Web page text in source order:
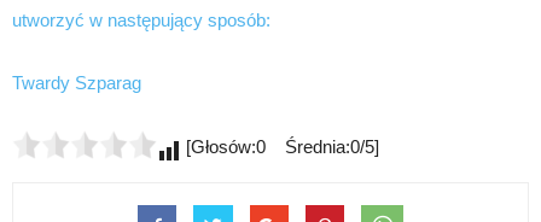
utworzyć w następujący sposób:
Twardy Szparag
[Głosów:0 Średnia:0/5]